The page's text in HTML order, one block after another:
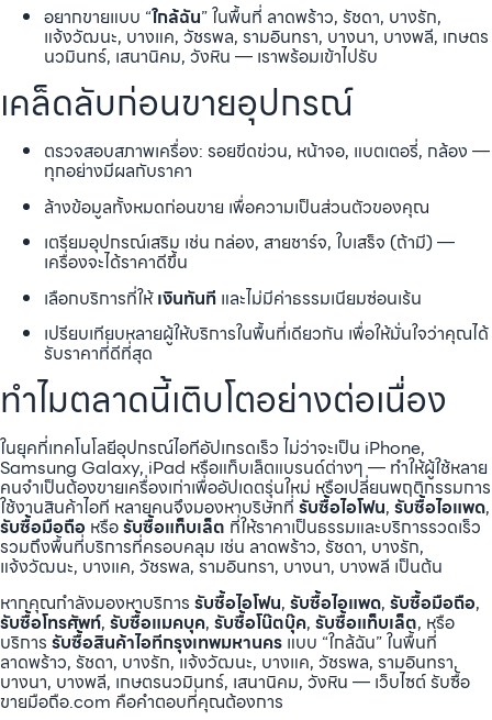
อยากขายแบบ “ใกล้ฉัน” ในพื้นที่ ลาดพร้าว, รัชดา, บางรัก,
แจ้งวัฒนะ, บางแค, วัชรพล, รามอินทรา, บางนา, บางพลี, เกษตร
นวมินทร์, เสนานิคม, วังหิน — เราพร้อมเข้าไปรับ
เคล็ดลับก่อนขายอุปกรณ์
ตรวจสอบสภาพเครื่อง: รอยขีดข่วน, หน้าจอ, แบตเตอรี่, กล้อง —
ทุกอย่างมีผลกับราคา
ล้างข้อมูลทั้งหมดก่อนขาย เพื่อความเป็นส่วนตัวของคุณ
เตรียมอุปกรณ์เสริม เช่น กล่อง, สายชาร์จ, ใบเสร็จ (ถ้ามี) —
เครื่องจะได้ราคาดีขึ้น
เลือกบริการที่ให้เงินทันที และไม่มีค่าธรรมเนียมซ่อนเร้น
เปรียบเทียบหลายผู้ให้บริการในพื้นที่เดียวกัน เพื่อให้มั่นใจว่าคุณได้
รับราคาที่ดีที่สุด
ทำไมตลาดนี้เติบโตอย่างต่อเนื่อง
ในยุคที่เทคโนโลยีอุปกรณ์ไอทีอัปเกรดเร็ว ไม่ว่าจะเป็น iPhone,
Samsung Galaxy, iPad หรือแท็บเล็ตแบรนด์ต่างๆ — ทำให้ผู้ใช้หลาย
คนจำเป็นต้องขายเครื่องเก่าเพื่ออัปเดตรุ่นใหม่ หรือเปลี่ยนพฤติกรรมการ
ใช้งานสินค้าไอที หลายคนจึงมองหาบริษัทที่ รับซื้อไอโฟน, รับซื้อไอแพด,
รับซื้อมือถือ หรือรับซื้อแท็บเล็ต ที่ให้ราคาเป็นธรรมและบริการรวดเร็ว
รวมถึงพื้นที่บริการที่ครอบคลุม เช่น ลาดพร้าว, รัชดา, บางรัก,
แจ้งวัฒนะ, บางแค, วัชรพล, รามอินทรา, บางนา, บางพลี เป็นต้น
หากคุณกำลังมองหาบริการ รับซื้อไอโฟน, รับซื้อไอแพด, รับซื้อมือถือ,
รับซื้อโทรศัพท์, รับซื้อแมคบุค, รับซื้อโน๊ตบุ๊ค, รับซื้อแท็บเล็ต, หรือ
บริการ รับซื้อสินค้าไอทีกรุงเทพมหานคร แบบ “ใกล้ฉัน” ในพื้นที่
ลาดพร้าว, รัชดา, บางรัก, แจ้งวัฒนะ, บางแค, วัชรพล, รามอินทรา,
บางนา, บางพลี, เกษตรนวมินทร์, เสนานิคม, วังหิน — เว็บไซต์ รับซื้อ
ขายมือถือ.com คือคำตอบที่คุณต้องการ